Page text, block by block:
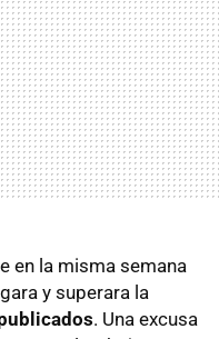
en la misma semana
y superara la
. Una excusa